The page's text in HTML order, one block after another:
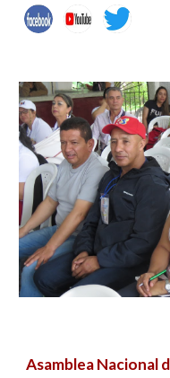
Asamblea Nacional